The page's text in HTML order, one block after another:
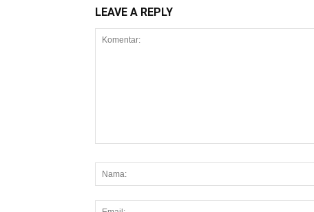
LEAVE A REPLY